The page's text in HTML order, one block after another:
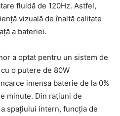
fluidă de 120Hz. Astfel,
vizuală de înaltă calitate
a bateriei.
a optat pentru un sistem de
o putere de 80W
imensa baterie de la 0%
minute. Din rațiuni de
spațiului intern, funcția de